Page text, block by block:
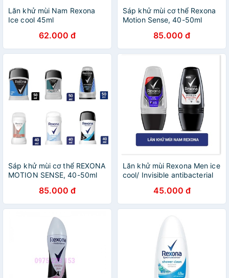
Lăn khử mùi Nam Rexona
Ice cool 45ml
62.000 đ
Sáp khử mùi cơ thể Rexona
Motion Sense, 40-50ml
85.000 đ
Sáp khử mùi cơ thể REXONA
MOTION SENSE, 40-50ml
85.000 đ
Lăn khử mùi Rexona Men ice
cool/ Invisible antibacterial
45.000 đ